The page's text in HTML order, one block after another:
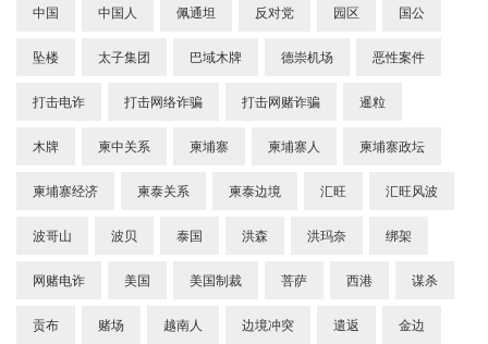
中国 中国人 佩通坦 反对党 园区 国公
坠楼 太子集团 巴域木牌 德崇机场 恶性案件
打击电诈 打击网络诈骗 打击网赌诈骗 暹粒
木牌 柬中关系 柬埔寨 柬埔寨人 柬埔寨政坛
柬埔寨经济 柬泰关系 柬泰边境 汇旺 汇旺风波
波哥山 波贝 泰国 洪森 洪玛奈 绑架
网赌电诈 美国 美国制裁 菩萨 西港 谋杀
贡布 赌场 越南人 边境冲突 遣返 金边